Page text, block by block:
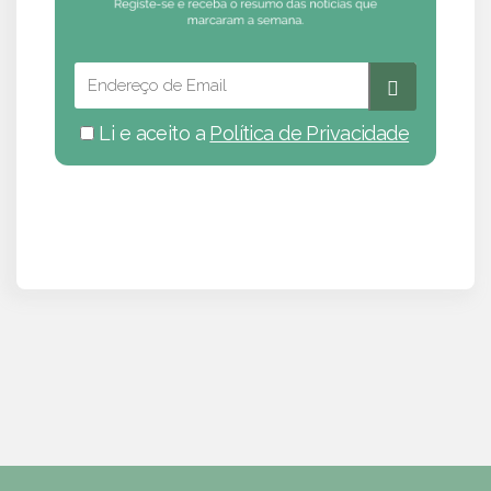
Li e aceito a Política de Privacidade